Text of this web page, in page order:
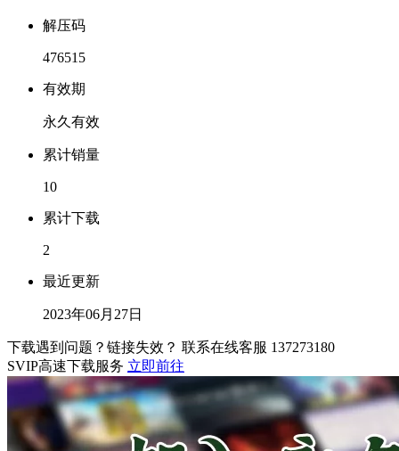
解压码
476515
有效期
永久有效
累计销量
10
累计下载
2
最近更新
2023年06月27日
下载遇到问题？链接失效？ 联系在线客服 137273180
SVIP高速下载服务 立即前往